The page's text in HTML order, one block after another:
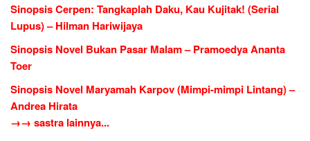
Sinopsis Cerpen: Tangkaplah Daku, Kau Kujitak! (Serial
Lupus) – Hilman Hariwijaya
Sinopsis Novel Bukan Pasar Malam – Pramoedya Ananta
Toer
Sinopsis Novel Maryamah Karpov (Mimpi-mimpi Lintang) –
Andrea Hirata
→→ sastra lainnya...